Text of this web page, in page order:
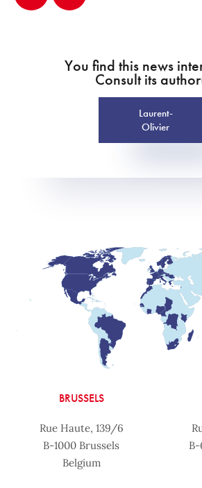
You find this news
Consult its
Laurent-
Olivier
BRUSSELS
Rue Haute, 139/6
B-1000 Brussels
Belgium